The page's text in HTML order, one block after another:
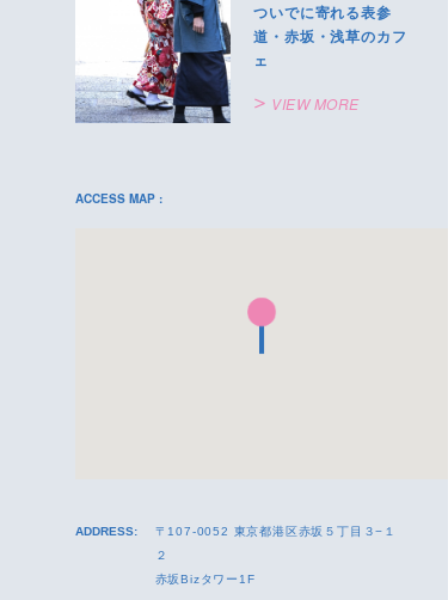
ついでに寄れる表参
道・赤坂・浅草のカフ
ェ
VIEW MORE
ACCESS MAP :
ADDRESS:
〒107-0052 東京都港区赤坂５丁目３−１
２
赤坂Bizタワー1F